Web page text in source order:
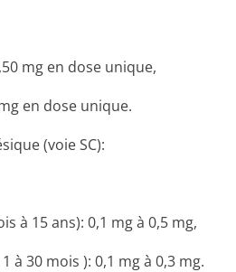
mg en dose unique,
en dose unique.
(voie SC):
à 15 ans): 0,1 mg à 0,5 mg,
à 30 mois ): 0,1 mg à 0,3 mg.